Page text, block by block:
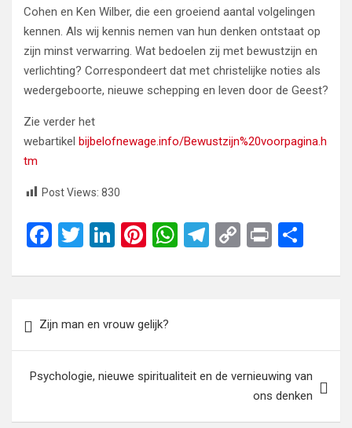
Cohen en Ken Wilber, die een groeiend aantal volgelingen
kennen. Als wij kennis nemen van hun denken ontstaat op
zijn minst verwarring. Wat bedoelen zij met bewustzijn en
verlichting? Correspondeert dat met christelijke noties als
wedergeboorte, nieuwe schepping en leven door de Geest?
Zie verder het
webartikel bijbelofnewage.info/Bewustzijn%20voorpagina.h
tm
Post Views: 830
F
ce
o
o
k
T
tt
Li
ke
n
Pi
er
t
W
at
p
p
T
e
m
C
py
k
Pr
t
ar
navigation
Zijn man en vrouw gelijk?
Psychologie, nieuwe spiritualiteit en de vernieuwing van
ons denken